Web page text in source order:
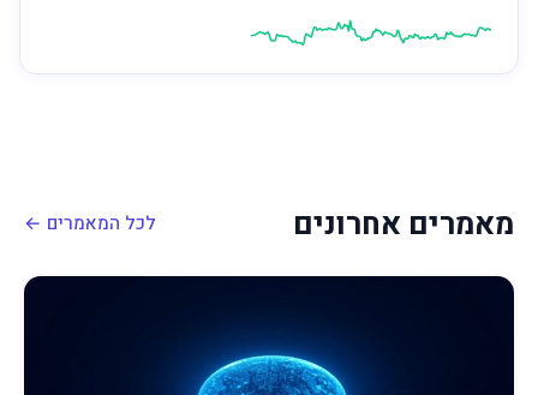
מאמרים אחרונים לכל המאמרים ←